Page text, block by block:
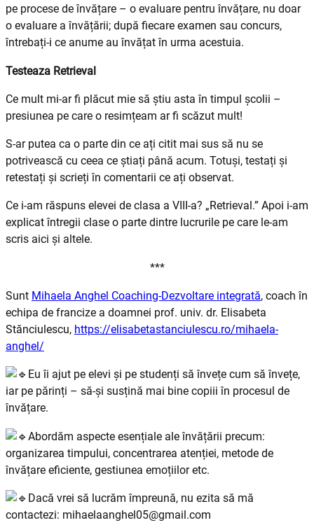
pe procese de învățare – o evaluare pentru învățare, nu doar
o evaluare a învățării; după fiecare examen sau concurs,
întrebați-i ce anume au învățat în urma acestuia.
Testeaza Retrieval
Ce mult mi-ar fi plăcut mie să știu asta în timpul școlii –
presiunea pe care o resimțeam ar fi scăzut mult!
S-ar putea ca o parte din ce ați citit mai sus să nu se
potrivească cu ceea ce știați până acum. Totuși, testați și
retestați și scrieți în comentarii ce ați observat.
Ce i-am răspuns elevei de clasa a VIII-a? „Retrieval.” Apoi i-am
explicat întregii clase o parte dintre lucrurile pe care le-am
scris aici și altele.
***
Sunt Mihaela Anghel Coaching-Dezvoltare integrată, coach în
echipa de francize a doamnei prof. univ. dr. Elisabeta
Stănciulescu, https://elisabetastanciulescu.ro/mihaela-
anghel/
Eu îi ajut pe elevi și pe studenți să învețe cum să învețe,
iar pe părinți – să-și susțină mai bine copiii în procesul de
învățare.
Abordăm aspecte esențiale ale învățării precum:
organizarea timpului, concentrarea atenției, metode de
învățare eficiente, gestiunea emoțiilor etc.
Dacă vrei să lucrăm împreună, nu ezita să mă
contactezi: mihaelaanghel05@gmail.com